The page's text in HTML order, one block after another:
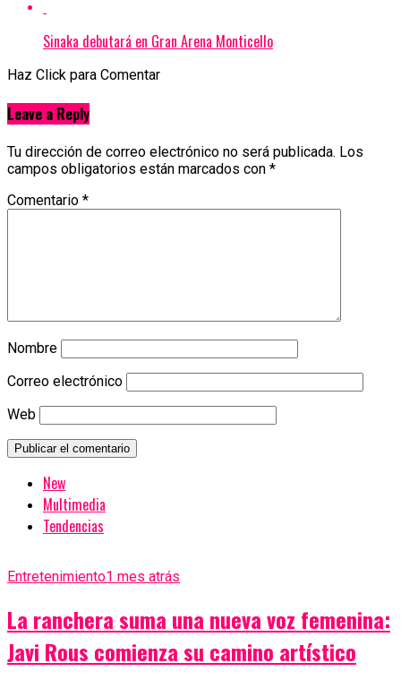
Sinaka debutará en Gran Arena Monticello
Haz Click para Comentar
Leave a Reply
Tu dirección de correo electrónico no será publicada. Los
campos obligatorios están marcados con *
Comentario *
Nombre
Correo electrónico
Web
New
Multimedia
Tendencias
Entretenimiento1 mes atrás
La ranchera suma una nueva voz femenina:
Javi Rous comienza su camino artístico